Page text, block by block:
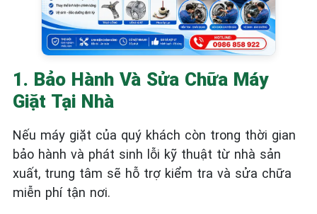
1. Bảo Hành Và Sửa Chữa Máy
Giặt Tại Nhà
Nếu máy giặt của quý khách còn trong thời gian
bảo hành và phát sinh lỗi kỹ thuật từ nhà sản
xuất, trung tâm sẽ hỗ trợ kiểm tra và sửa chữa
miễn phí tận nơi.